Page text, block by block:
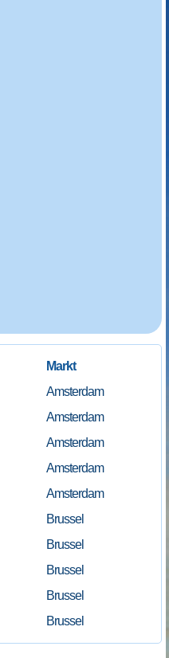
Markt
Amsterdam
Amsterdam
Amsterdam
Amsterdam
Amsterdam
Brussel
Brussel
Brussel
Brussel
Brussel